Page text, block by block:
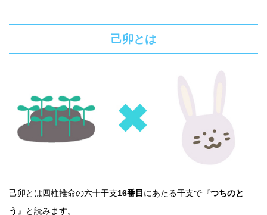
己卯とは
己卯とは四柱推命の六十干支16番目 にあたる干支で『つちのと
う 』と読みます。